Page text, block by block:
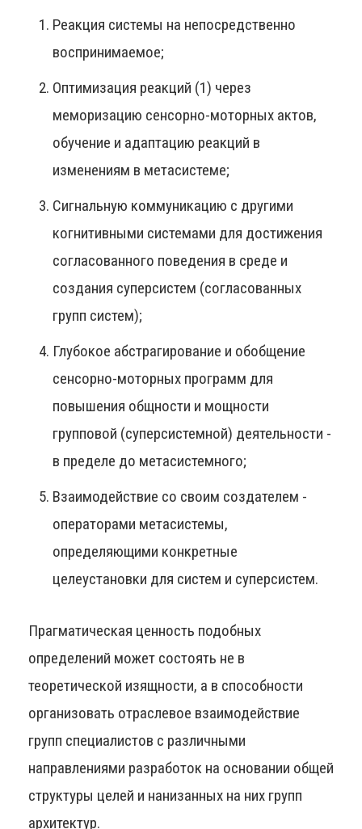
Реакция системы на непосредственно
воспринимаемое;
Оптимизация реакций (1) через
меморизацию сенсорно-моторных актов,
обучение и адаптацию реакций в
изменениям в метасистеме;
Сигнальную коммуникацию с другими
когнитивными системами для достижения
согласованного поведения в среде и
создания суперсистем (согласованных
групп систем);
Глубокое абстрагирование и обобщение
сенсорно-моторных программ для
повышения общности и мощности
групповой (суперсистемной) деятельности -
в пределе до метасистемного;
Взаимодействие со своим создателем -
операторами метасистемы,
определяющими конкретные
целеустановки для систем и суперсистем.
Прагматическая ценность подобных
определений может состоять не в
теоретической изящности, а в способности
организовать отраслевое взаимодействие
групп специалистов с различными
направлениями разработок на основании общей
структуры целей и нанизанных на них групп
архитектур.